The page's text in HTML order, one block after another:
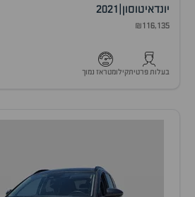
יונדאיטוסון 2021
₪116,135
בעלות פרטיתקילומטראז נמוך